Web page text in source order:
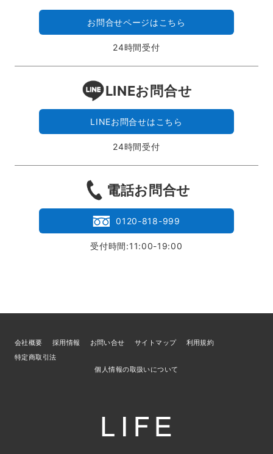
お問合せページはこちら
24時間受付
LINEお問合せ
LINEお問合せはこちら
24時間受付
電話お問合せ
0120-818-999
受付時間:11:00-19:00
会社概要 採用情報 お問い合せ サイトマップ
利用規約
特定商取引法
個人情報の取扱いについて